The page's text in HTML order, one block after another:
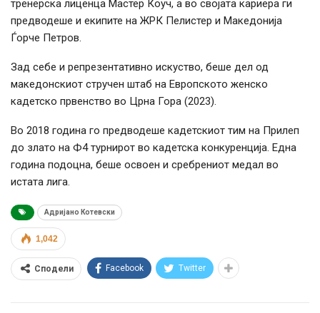
тренерска лиценца Мастер Коуч, а во својата кариера ги
предводеше и екипите на ЖРК Пелистер и Македонија
Ѓорче Петров.
Зад себе и репрезентативно искуство, беше дел од
македонскиот стручен штаб на Европското женско
кадетско првенство во Црна Гора (2023).
Во 2018 година го предводеше кадетскиот тим на Прилеп
до злато на Ф4 турнирот во кадетска конкуренција. Една
година подоцна, беше освоен и сребрениот медал во
истата лига.
Адријано Котевски
1,042
Сподели Facebook Twitter